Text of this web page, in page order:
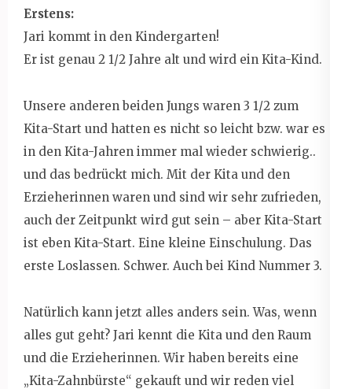
Erstens:
Jari kommt in den Kindergarten!
Er ist genau 2 1/2 Jahre alt und wird ein Kita-Kind.
Unsere anderen beiden Jungs waren 3 1/2 zum
Kita-Start und hatten es nicht so leicht bzw. war es
in den Kita-Jahren immer mal wieder schwierig..
und das bedrückt mich. Mit der Kita und den
Erzieherinnen waren und sind wir sehr zufrieden,
auch der Zeitpunkt wird gut sein – aber Kita-Start
ist eben Kita-Start. Eine kleine Einschulung. Das
erste Loslassen. Schwer. Auch bei Kind Nummer 3.
Natürlich kann jetzt alles anders sein. Was, wenn
alles gut geht? Jari kennt die Kita und den Raum
und die Erzieherinnen. Wir haben bereits eine
„Kita-Zahnbürste“ gekauft und wir reden viel